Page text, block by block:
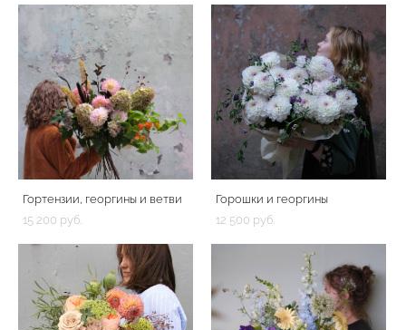
Гортензии, георгины и ветви
15 200 pуб.
Горошки и георгины
12 500 pуб.